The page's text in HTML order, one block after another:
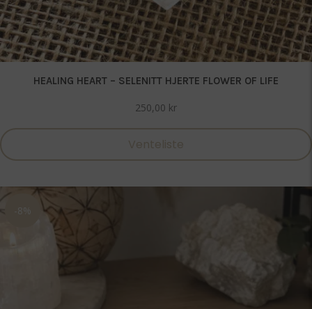
HEALING HEART – SELENITT HJERTE FLOWER OF LIFE
250,00 kr
Venteliste
-8%